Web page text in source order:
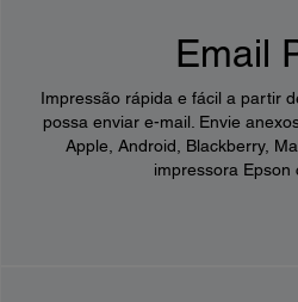
Email
Impressão rápida e fácil a partir
possa enviar e-mail. Envie
Apple, Android, Blackberry,
impressora Epson